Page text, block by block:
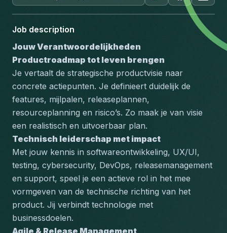
Job description
Jouw Verantwoordelijkheden
Productroadmap tot leven brengen
Je vertaalt de strategische productvisie naar
concrete actiepunten. Je definieert duidelijk de
features, mijlpalen, releaseplannen,
resourceplanning en risico’s. Zo maak je van visie
een realistisch en uitvoerbaar plan.
Technisch leiderschap met impact
Met jouw kennis in softwareontwikkeling, UX/UI,
testing, cybersecurity, DevOps, releasemanagement
en support, speel je een actieve rol in het mee
vormgeven van de technische richting van het
product. Jij verbindt technologie met
businessdoelen.
Agile & Release Management